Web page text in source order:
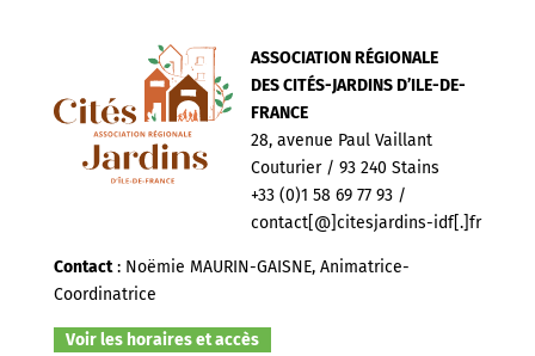
ASSOCIATION RÉGIONALE
DES CITÉS-JARDINS D’ILE-DE-
FRANCE
28, avenue Paul Vaillant
Couturier / 93 240 Stains
+33 (0)1 58 69 77 93 /
contact[@]citesjardins-idf[.]fr
Contact: Noëmie MAURIN-GAISNE, Animatrice-
Coordinatrice
Voir les horaires et accès